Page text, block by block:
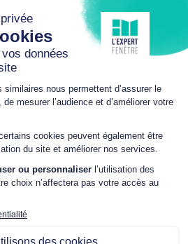
17h30
9h00 – 12h00 / 14h00 –
16h30
SUR RDV